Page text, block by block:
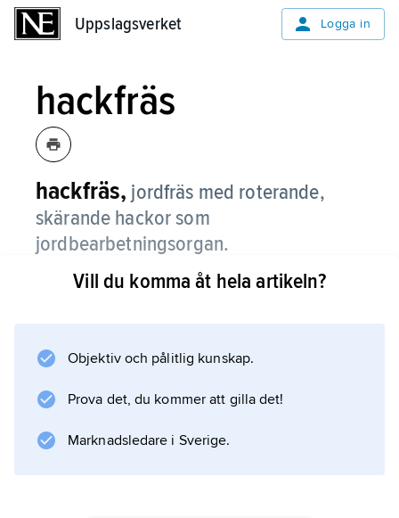
Uppslagsverket Logga in
hackfräs
hackfräs, jordfräs med roterande,
skärande hackor som
jordbearbetningsorgan.
Information om artikeln
Vill du komma åt hela artikeln?
Objektiv och pålitlig kunskap.
Prova det, du kommer att gilla det!
Marknadsledare i Sverige.